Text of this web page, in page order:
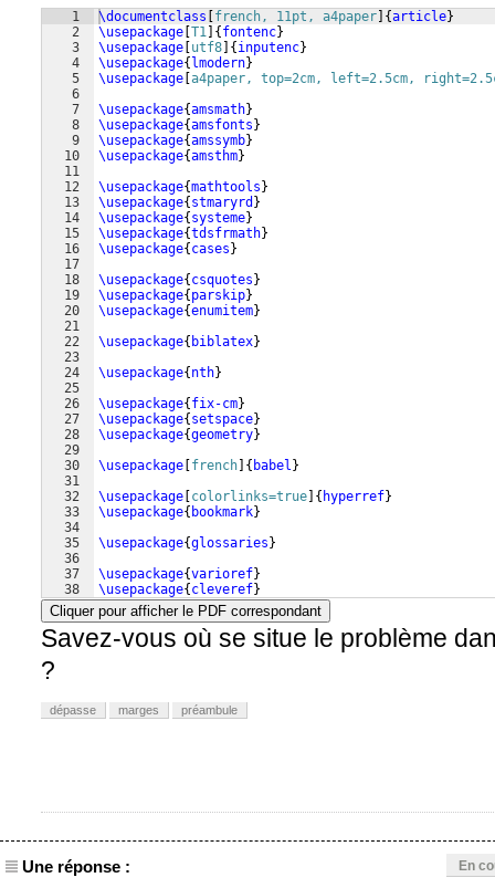
1
2
3
4
5
6
7
8
9
10
11
12
13
14
15
16
17
18
19
20
21
22
23
24
25
26
27
28
29
30
31
32
33
34
35
36
37
38
\documentclass french, 11pt, a4paper {article}
\usepackage T1 { fontenc}
\usepackage utf8 { inputenc}
\usepackage{ lmodern}
\usepackage a4paper, top=2cm, left=2.5cm,
\usepackage{amsmath}
\usepackage{amsfonts }
\usepackage{amssymb}
\usepackage{amsthm}
\usepackage{mathtools }
\usepackage{ stmaryrd }
\usepackage{ systeme}
\usepackage{tdsfrmath}
\usepackage{ cases }
\usepackage{ csquotes }
\usepackage{ parskip}
\usepackage{enumitem}
\usepackage{ biblatex}
\usepackage{ nth}
\usepackage{ fix-cm}
\usepackage{ setspace}
\usepackage{geometry}
\usepackage french { babel }
\usepackage colorlinks=true { hyperref}
\usepackage{ bookmark}
\usepackage{glossaries }
\usepackage{varioref}
\usepackage{ cleveref}
Cliquer pour afficher le PDF correspondant
Savez-vous où se situe le problème
?
dépasse marges préambule
Une réponse : En